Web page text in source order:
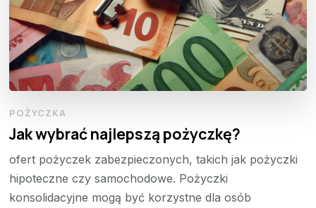
POŻYCZKA
Jak wybrać najlepszą pożyczkę?
ofert pożyczek zabezpieczonych, takich jak pożyczki
hipoteczne czy samochodowe. Pożyczki
konsolidacyjne mogą być korzystne dla osób